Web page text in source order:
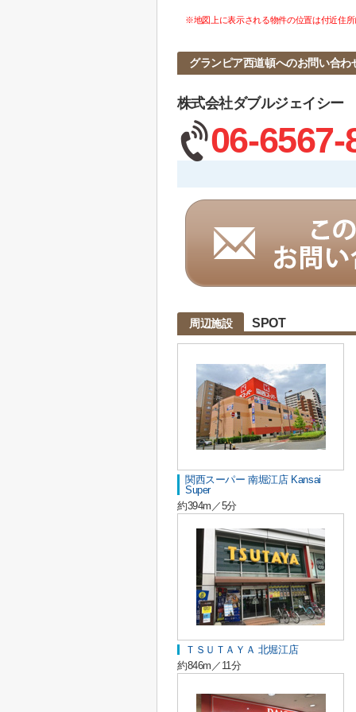
※地図上に表示される物件の位置は付近住
グランピア西道頓へのお問い合わ
株式会社ダブルジェイシー
06-6567-
周辺施設 SPOT
関西スーパー 南堀江店 Kansai
Super
約394m／5分
ＴＳＵＴＡＹＡ 北堀江店
約846m／11分